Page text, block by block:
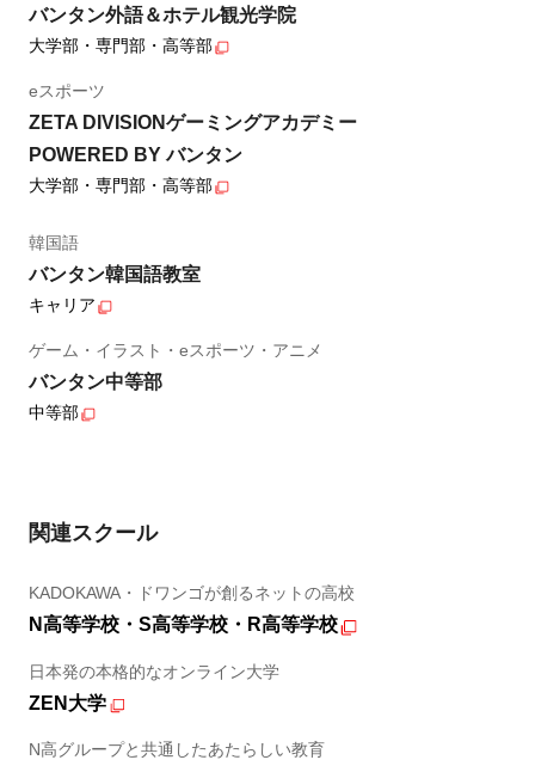
バンタン外語＆ホテル観光学院
大学部・専門部・高等部
eスポーツ
ZETA DIVISIONゲーミングアカデミー
POWERED BY バンタン
大学部・専門部・高等部
韓国語
バンタン韓国語教室
キャリア
ゲーム・イラスト・eスポーツ・アニメ
バンタン中等部
中等部
関連スクール
KADOKAWA・ドワンゴが創るネットの高校
N高等学校・S高等学校・R高等学校
日本発の本格的なオンライン大学
ZEN大学
N高グループと共通したあたらしい教育